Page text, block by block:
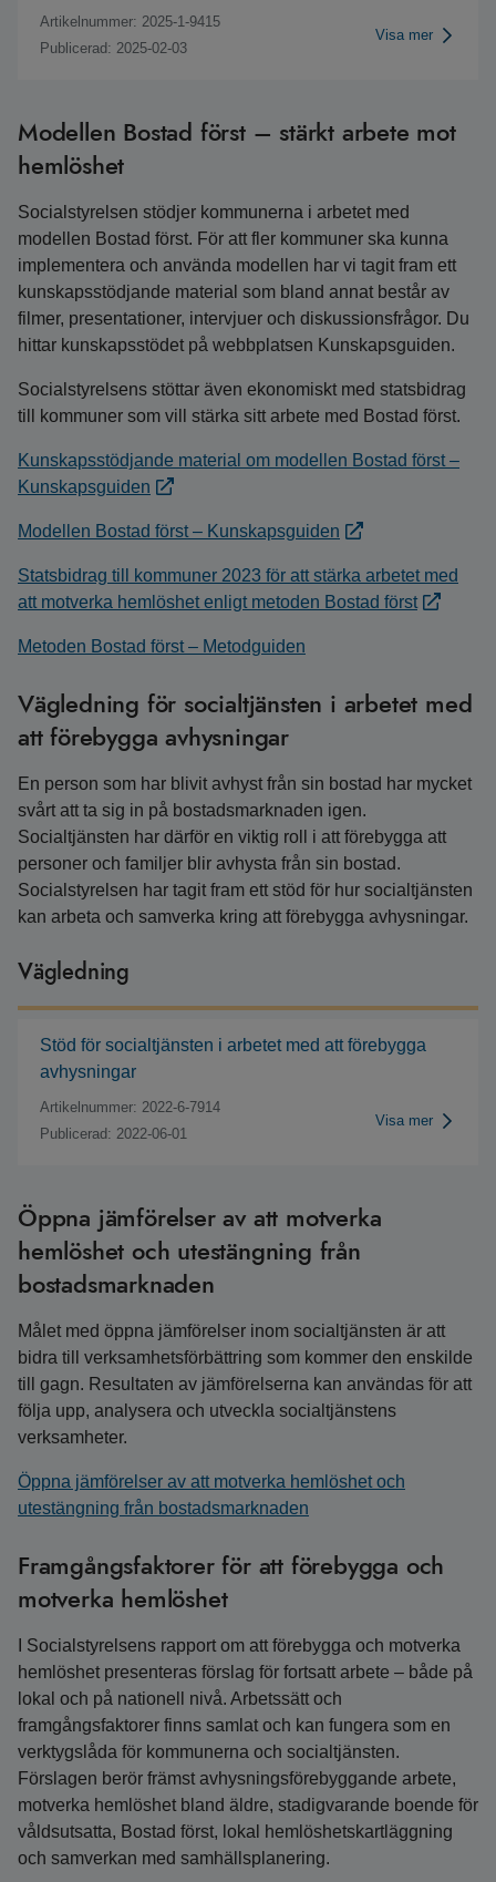
Artikelnummer: 2025-1-9415
Publicerad: 2025-02-03
Visa mer
Modellen Bostad först – stärkt arbete mot
hemlöshet
Socialstyrelsen stödjer kommunerna i arbetet med
modellen Bostad först. För att fler kommuner ska kunna
implementera och använda modellen har vi tagit fram ett
kunskapsstödjande material som bland annat består av
filmer, presentationer, intervjuer och diskussionsfrågor. Du
hittar kunskapsstödet på webbplatsen Kunskapsguiden.
Socialstyrelsens stöttar även ekonomiskt med statsbidrag
till kommuner som vill stärka sitt arbete med Bostad först.
Kunskapsstödjande material om modellen Bostad först –
Kunskapsguiden
Modellen Bostad först – Kunskapsguiden
Statsbidrag till kommuner 2023 för att stärka arbetet med
att motverka hemlöshet enligt metoden Bostad först
Metoden Bostad först – Metodguiden
Vägledning för socialtjänsten i arbetet med
att förebygga avhysningar
En person som har blivit avhyst från sin bostad har mycket
svårt att ta sig in på bostadsmarknaden igen.
Socialtjänsten har därför en viktig roll i att förebygga att
personer och familjer blir avhysta från sin bostad.
Socialstyrelsen har tagit fram ett stöd för hur socialtjänsten
kan arbeta och samverka kring att förebygga avhysningar.
Vägledning
Stöd för socialtjänsten i arbetet med att förebygga
avhysningar
Artikelnummer: 2022-6-7914
Publicerad: 2022-06-01
Visa mer
Öppna jämförelser av att motverka
hemlöshet och utestängning från
bostadsmarknaden
Målet med öppna jämförelser inom socialtjänsten är att
bidra till verksamhetsförbättring som kommer den enskilde
till gagn. Resultaten av jämförelserna kan användas för att
följa upp, analysera och utveckla socialtjänstens
verksamheter.
Öppna jämförelser av att motverka hemlöshet och
utestängning från bostadsmarknaden
Framgångsfaktorer för att förebygga och
motverka hemlöshet
I Socialstyrelsens rapport om att förebygga och motverka
hemlöshet presenteras förslag för fortsatt arbete – både på
lokal och på nationell nivå. Arbetssätt och
framgångsfaktorer finns samlat och kan fungera som en
verktygslåda för kommunerna och socialtjänsten.
Förslagen berör främst avhysningsförebyggande arbete,
motverka hemlöshet bland äldre, stadigvarande boende för
våldsutsatta, Bostad först, lokal hemlöshetskartläggning
och samverkan med samhällsplanering.